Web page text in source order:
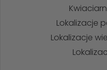
Lokalizacje
Lokalizacje